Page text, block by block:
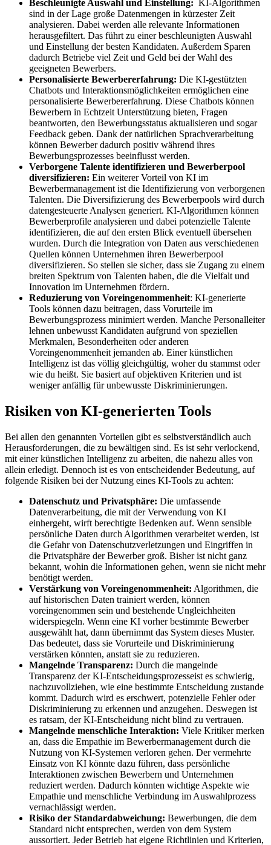
Beschleunigte Auswahl und Einstellung: KI-Algorithmen
sind in der Lage große Datenmengen in kürzester Zeit
analysieren. Dabei werden alle relevante Informationen
herausgefiltert. Das führt zu einer beschleunigten Auswahl
und Einstellung der besten Kandidaten. Außerdem Sparen
dadurch Betriebe viel Zeit und Geld bei der Wahl des
geeigneten Bewerbers.
Personalisierte Bewerbererfahrung: Die KI-gestützten
Chatbots und Interaktionsmöglichkeiten ermöglichen eine
personalisierte Bewerbererfahrung. Diese Chatbots können
Bewerbern in Echtzeit Unterstützung bieten, Fragen
beantworten, den Bewerbungsstatus aktualisieren und sogar
Feedback geben. Dank der natürlichen Sprachverarbeitung
können Bewerber dadurch positiv während ihres
Bewerbungsprozesses beeinflusst werden.
Verborgene Talente identifizieren und Bewerberpool
diversifizieren: Ein weiterer Vorteil von KI im
Bewerbermanagement ist die Identifizierung von verborgenen
Talenten. Die Diversifizierung des Bewerberpools wird durch
datengesteuerte Analysen generiert. KI-Algorithmen können
Bewerberprofile analysieren und dabei potenzielle Talente
identifizieren, die auf den ersten Blick eventuell übersehen
wurden. Durch die Integration von Daten aus verschiedenen
Quellen können Unternehmen ihren Bewerberpool
diversifizieren. So stellen sie sicher, dass sie Zugang zu einem
breiten Spektrum von Talenten haben, die die Vielfalt und
Innovation im Unternehmen fördern.
Reduzierung von Voreingenommenheit: KI-generierte
Tools können dazu beitragen, dass Vorurteile im
Bewerbungsprozess minimiert werden. Manche Personalleiter
lehnen unbewusst Kandidaten aufgrund von speziellen
Merkmalen, Besonderheiten oder anderen
Voreingenommenheit jemanden ab. Einer künstlichen
Intelligenz ist das völlig gleichgültig, woher du stammst oder
wie du heißt. Sie basiert auf objektiven Kriterien und ist
weniger anfällig für unbewusste Diskriminierungen.
Risiken von KI-generierten Tools
Bei allen den genannten Vorteilen gibt es selbstverständlich auch
Herausforderungen, die zu bewältigen sind. Es ist sehr verlockend,
mit einer künstlichen Intelligenz zu arbeiten, die nahezu alles von
allein erledigt. Dennoch ist es von entscheidender Bedeutung, auf
folgende Risiken bei der Nutzung eines KI-Tools zu achten:
Datenschutz und Privatsphäre: Die umfassende
Datenverarbeitung, die mit der Verwendung von KI
einhergeht, wirft berechtigte Bedenken auf. Wenn sensible
persönliche Daten durch Algorithmen verarbeitet werden, ist
die Gefahr von Datenschutzverletzungen und Eingriffen in
die Privatsphäre der Bewerber groß. Bisher ist nicht ganz
bekannt, wohin die Informationen gehen, wenn sie nicht mehr
benötigt werden.
Verstärkung von Voreingenommenheit: Algorithmen, die
auf historischen Daten trainiert werden, können
voreingenommen sein und bestehende Ungleichheiten
widerspiegeln. Wenn eine KI vorher bestimmte Bewerber
ausgewählt hat, dann übernimmt das System dieses Muster.
Das bedeutet, dass sie Vorurteile und Diskriminierung
verstärken könnten, anstatt sie zu reduzieren.
Mangelnde Transparenz: Durch die mangelnde
Transparenz der KI-Entscheidungsprozesseist es schwierig,
nachzuvollziehen, wie eine bestimmte Entscheidung zustande
kommt. Dadurch wird es erschwert, potenzielle Fehler oder
Diskriminierung zu erkennen und anzugehen. Deswegen ist
es ratsam, der KI-Entscheidung nicht blind zu vertrauen.
Mangelnde menschliche Interaktion: Viele Kritiker merken
an, dass die Empathie im Bewerbermanagement durch die
Nutzung von KI-Systemen verloren gehen. Der vermehrte
Einsatz von KI könnte dazu führen, dass persönliche
Interaktionen zwischen Bewerbern und Unternehmen
reduziert werden. Dadurch könnten wichtige Aspekte wie
Empathie und menschliche Verbindung im Auswahlprozess
vernachlässigt werden.
Risiko der Standardabweichung: Bewerbungen, die dem
Standard nicht entsprechen, werden von dem System
aussortiert. Jeder Betrieb hat eigene Richtlinien und Kriterien,